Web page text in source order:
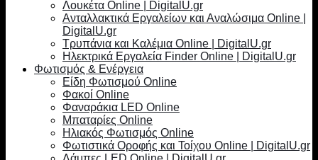
Λουκέτα Online | DigitalU.gr
Ανταλλακτικά Εργαλείων και Αναλώσιμα Online |
DigitalU.gr
Τρυπάνια και Καλέμια Online | DigitalU.gr
Ηλεκτρικά Εργαλεία Finder Online | DigitalU.gr
Φωτισμός & Ενέργεια
Είδη Φωτισμού Online
Φακοί Online
Φαναράκια LED Online
Μπαταρίες Online
Ηλιακός Φωτισμός Online
Φωτιστικά Οροφής και Τοίχου Online | DigitalU.gr